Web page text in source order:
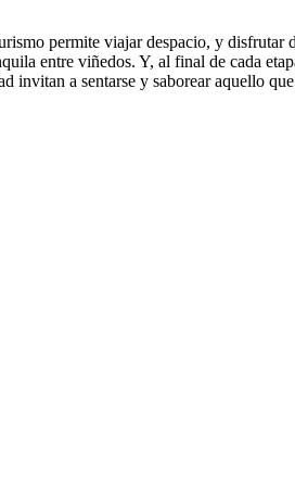
permite viajar despacio, y disfrutar
entre viñedos. Y, al final de cada
invitan a sentarse y saborear aquello